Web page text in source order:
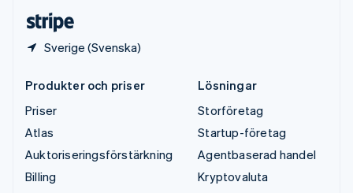
Sverige (Svenska)
Produkter och priser
Priser
Atlas
Auktoriseringsförstärkning
Billing
Lösningar
Storföretag
Startup-företag
Agentbaserad handel
Kryptovaluta